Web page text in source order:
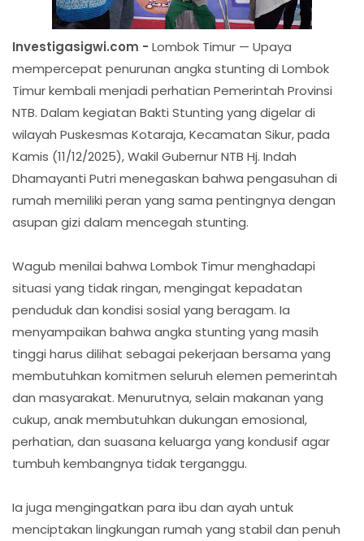
Investigasigwi.com - Lombok Timur — Upaya
mempercepat penurunan angka stunting di Lombok
Timur kembali menjadi perhatian Pemerintah Provinsi
NTB. Dalam kegiatan Bakti Stunting yang digelar di
wilayah Puskesmas Kotaraja, Kecamatan Sikur, pada
Kamis (11/12/2025), Wakil Gubernur NTB Hj. Indah
Dhamayanti Putri menegaskan bahwa pengasuhan di
rumah memiliki peran yang sama pentingnya dengan
asupan gizi dalam mencegah stunting.
Wagub menilai bahwa Lombok Timur menghadapi
situasi yang tidak ringan, mengingat kepadatan
penduduk dan kondisi sosial yang beragam. Ia
menyampaikan bahwa angka stunting yang masih
tinggi harus dilihat sebagai pekerjaan bersama yang
membutuhkan komitmen seluruh elemen pemerintah
dan masyarakat. Menurutnya, selain makanan yang
cukup, anak membutuhkan dukungan emosional,
perhatian, dan suasana keluarga yang kondusif agar
tumbuh kembangnya tidak terganggu.
Ia juga mengingatkan para ibu dan ayah untuk
menciptakan lingkungan rumah yang stabil dan penuh